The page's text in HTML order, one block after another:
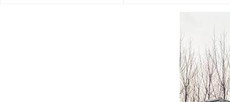
铝艺门.围栏